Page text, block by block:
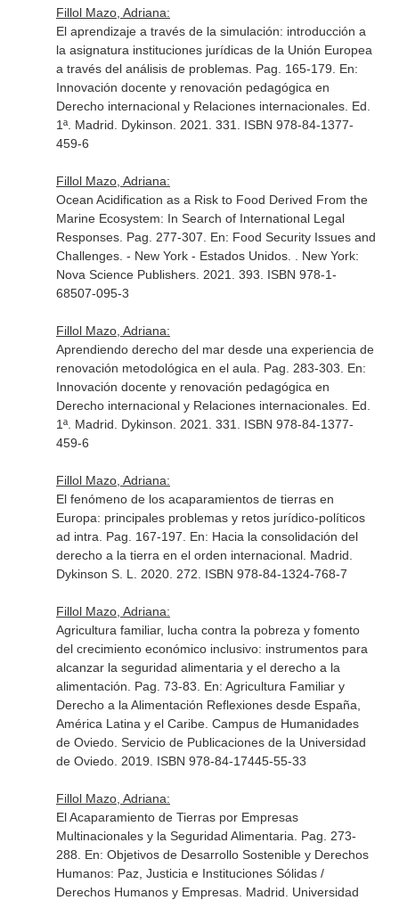
Fillol Mazo, Adriana:
El aprendizaje a través de la simulación: introducción a
la asignatura instituciones jurídicas de la Unión Europea
a través del análisis de problemas. Pag. 165-179. En:
Innovación docente y renovación pedagógica en
Derecho internacional y Relaciones internacionales. Ed.
1ª. Madrid. Dykinson. 2021. 331. ISBN 978-84-1377-
459-6
Fillol Mazo, Adriana:
Ocean Acidification as a Risk to Food Derived From the
Marine Ecosystem: In Search of International Legal
Responses. Pag. 277-307. En: Food Security Issues and
Challenges. - New York - Estados Unidos. . New York:
Nova Science Publishers. 2021. 393. ISBN 978-1-
68507-095-3
Fillol Mazo, Adriana:
Aprendiendo derecho del mar desde una experiencia de
renovación metodológica en el aula. Pag. 283-303. En:
Innovación docente y renovación pedagógica en
Derecho internacional y Relaciones internacionales. Ed.
1ª. Madrid. Dykinson. 2021. 331. ISBN 978-84-1377-
459-6
Fillol Mazo, Adriana:
El fenómeno de los acaparamientos de tierras en
Europa: principales problemas y retos jurídico-políticos
ad intra. Pag. 167-197. En: Hacia la consolidación del
derecho a la tierra en el orden internacional. Madrid.
Dykinson S. L. 2020. 272. ISBN 978-84-1324-768-7
Fillol Mazo, Adriana:
Agricultura familiar, lucha contra la pobreza y fomento
del crecimiento económico inclusivo: instrumentos para
alcanzar la seguridad alimentaria y el derecho a la
alimentación. Pag. 73-83. En: Agricultura Familiar y
Derecho a la Alimentación Reflexiones desde España,
América Latina y el Caribe. Campus de Humanidades
de Oviedo. Servicio de Publicaciones de la Universidad
de Oviedo. 2019. ISBN 978-84-17445-55-33
Fillol Mazo, Adriana:
El Acaparamiento de Tierras por Empresas
Multinacionales y la Seguridad Alimentaria. Pag. 273-
288. En: Objetivos de Desarrollo Sostenible y Derechos
Humanos: Paz, Justicia e Instituciones Sólidas /
Derechos Humanos y Empresas. Madrid. Universidad